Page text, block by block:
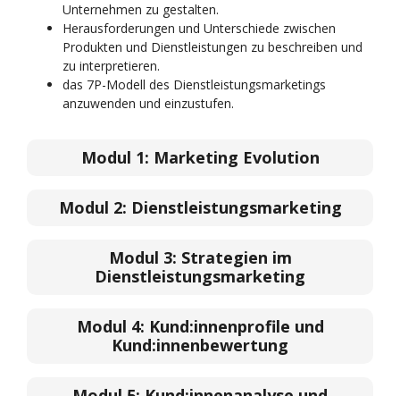
Unternehmen zu gestalten.
Herausforderungen und Unterschiede zwischen
Produkten und Dienstleistungen zu beschreiben und
zu interpretieren.
das 7P-Modell des Dienstleistungsmarketings
anzuwenden und einzustufen.
Modul 1: Marketing Evolution
Modul 2: Dienstleistungsmarketing
Modul 3: Strategien im
Dienstleistungsmarketing
Modul 4: Kund:innenprofile und
Kund:innenbewertung